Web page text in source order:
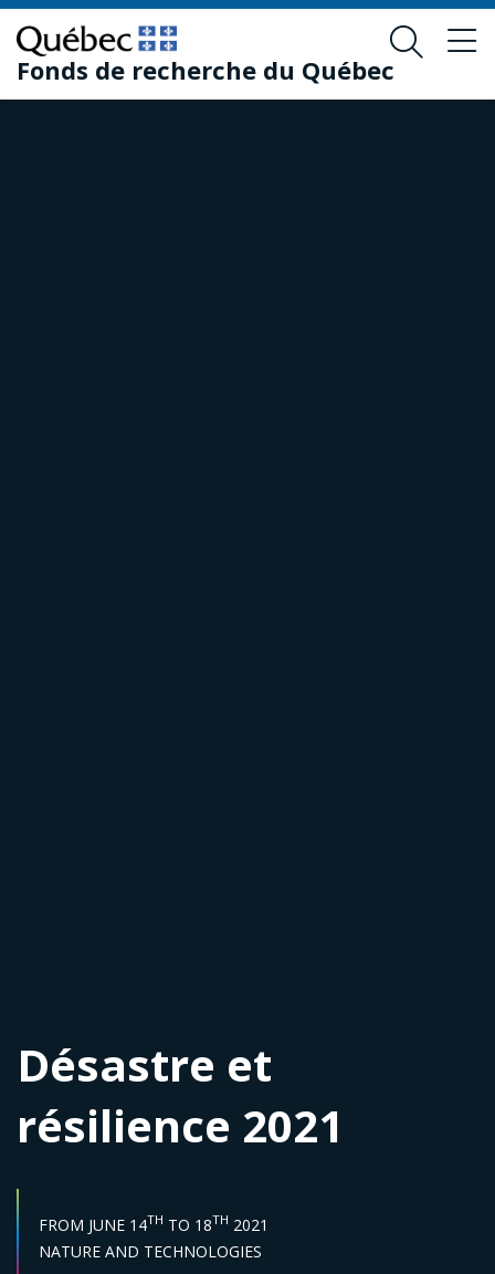
Skip
to
main
content
Skip
to
footer
Fonds de recherche du Québec
Désastre et
résilience 2021
FROM START DATE :
JUNE 14TH TO END DATE :
18TH 2021
Sector :
NATURE AND TECHNOLOGIES